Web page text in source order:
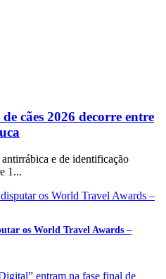
cães 2026 decorre entre
e de identificação
1...
os World Travel Awards –